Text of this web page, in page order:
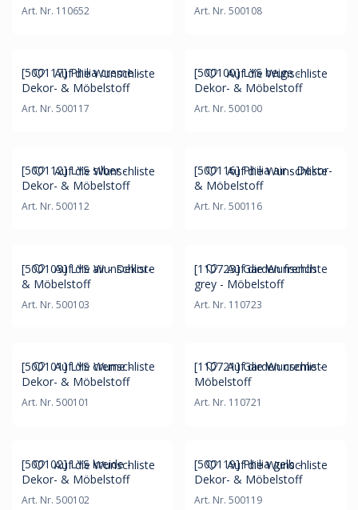
Art. Nr. 110652 Art. Nr. 500108
[500117] Philia creme -
Dekor- & Möbelstoff
Art. Nr. 500117
Auf die Wunschliste
[500100] LYS beige -
Dekor- & Möbelstoff
Art. Nr. 500100
Auf die Wunschliste
[500112] LYS silber -
Dekor- & Möbelstoff
Art. Nr. 500112
Auf die Wunschliste
[500116] Philia air - Dekor-
& Möbelstoff
Art. Nr. 500116
Auf die Wunschliste
[500103] LYS air - Dekor-
& Möbelstoff
Art. Nr. 500103
Auf die Wunschliste
[110723] Garden french
grey - Möbelstoff
Art. Nr. 110723
Auf die Wunschliste
[500101] LYS creme -
Dekor- & Möbelstoff
Art. Nr. 500101
Auf die Wunschliste
[110721] Garden creme -
Möbelstoff
Art. Nr. 110721
Auf die Wunschliste
[500102] LYS kreide -
Dekor- & Möbelstoff
Art. Nr. 500102
Auf die Wunschliste
[500119] Philia gelb -
Dekor- & Möbelstoff
Art. Nr. 500119
Auf die Wunschliste